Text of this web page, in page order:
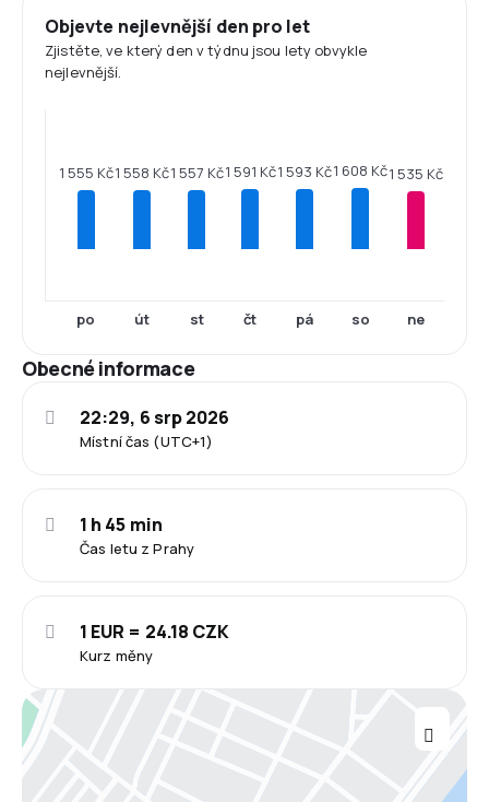
Objevte nejlevnější den pro let
Zjistěte, ve který den v týdnu jsou lety obvykle
nejlevnější.
1 555 Kč
po
1 558 Kč
út
1 557 Kč
st
1 591 Kč
čt
1 593 Kč
pá
1 608 Kč
so
1 535 Kč
ne
Obecné informace
Místní čas (UTC+1)
22:29, 6 srp 2026
Čas letu z Prahy
1 h 45 min
Kurz měny
1 EUR = 24.18 CZK